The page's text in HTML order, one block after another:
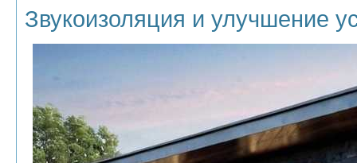
Звукоизоляция и улучшение